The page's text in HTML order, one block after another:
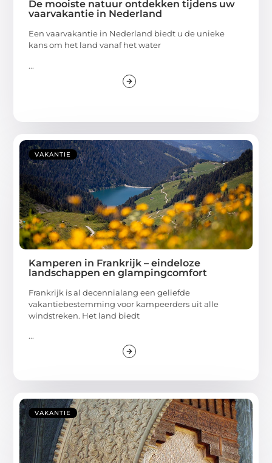
De mooiste natuur ontdekken tijdens uw
vaarvakantie in Nederland
Een vaarvakantie in Nederland biedt u de unieke
kans om het land vanaf het water
...
VAKANTIE
Kamperen in Frankrijk – eindeloze
landschappen en glampingcomfort
Frankrijk is al decennialang een geliefde
vakantiebestemming voor kampeerders uit alle
windstreken. Het land biedt
...
VAKANTIE